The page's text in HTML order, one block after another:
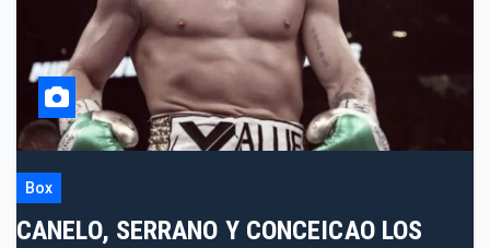
Box
CANELO, SERRANO Y CONCEICAO LOS